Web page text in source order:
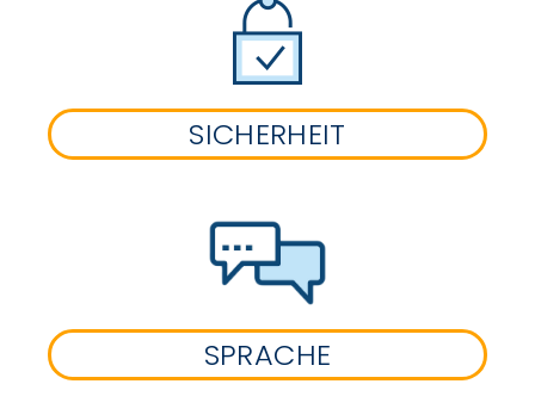
SICHERHEIT
SPRACHE